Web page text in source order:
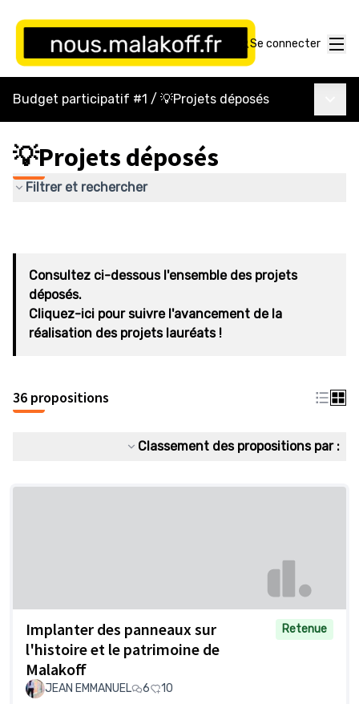
Se connecter
Budget participatif #1 / 💡Projets déposés
💡Projets déposés
Filtrer et rechercher
Consultez ci-dessous l'ensemble des projets
déposés.
Cliquez-ici pour suivre l'avancement de la
réalisation des projets lauréats !
36 propositions
Classement des propositions par :
Implanter des panneaux sur
l'histoire et le patrimoine de
Malakoff
Retenue
JEAN EMMANUEL 6 10